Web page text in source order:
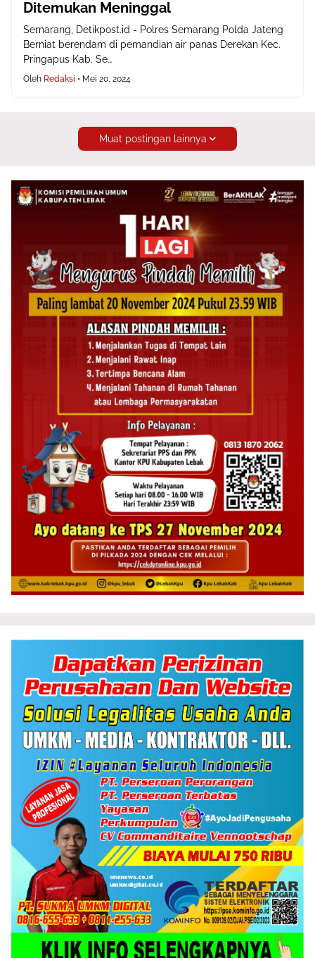
Ditemukan Meninggal
Semarang, Detikpost.id - Polres Semarang Polda Jateng
Berniat berendam di pemandian air panas Derekan Kec.
Pringapus Kab. Se…
Oleh Redaksi • Mei 20, 2024
Muat postingan lainnya